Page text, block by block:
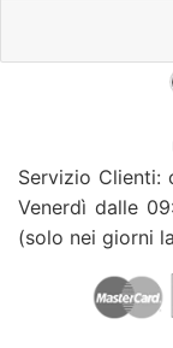
Servizio Clienti:
Venerdì dalle
(solo nei giorni